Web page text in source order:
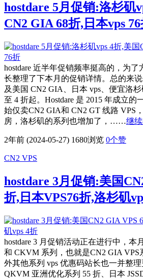
hostdare 5月促销:洛杉矶
CN2 GIA 68折,日本vps
hostdare 近半年促销频率挺高的，为
长整理了下本月的促销详情。总的来
及美国 CN2 GIA、日本 vps、便宜洛
至 4 折起。Hostdare 是 2015 年成立的
始仅卖CN2 GIA和 CN2 GT 线路 VPS
房，洛杉矶的系列也增加了，……继
2年前 (2024-05-27) 1680浏览 0个赞
CN2 VPS
hostdare 3月促销:美国
折,日本VPS76折,洛杉矶
hostdare 3 月促销活动正在进行中，本
和 CKVM 系列，也就是CN2 GIA VPS
外其他系列 vps 优惠码站长也一并整
QKVM 亚洲优化系列 55 折、日本